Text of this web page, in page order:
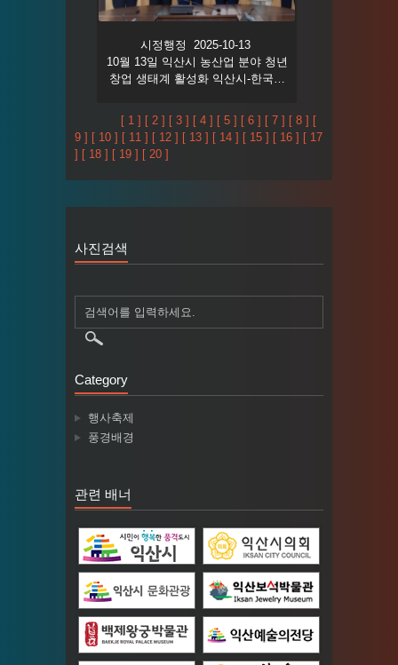
시정행정 2025-10-13
10월 13일 익산시 농산업 분야 청년
창업 생태계 활성화 익산시-한국농
[ 1 ] [ 2 ] [ 3 ] [ 4 ] [ 5 ] [ 6 ] [ 7 ] [ 8 ] [
9 ] [ 10 ] [ 11 ] [ 12 ] [ 13 ] [ 14 ] [ 15 ] [ 16 ] [ 17
] [ 18 ] [ 19 ] [ 20 ]
사진검색
Category
행사축제
풍경배경
관련 배너